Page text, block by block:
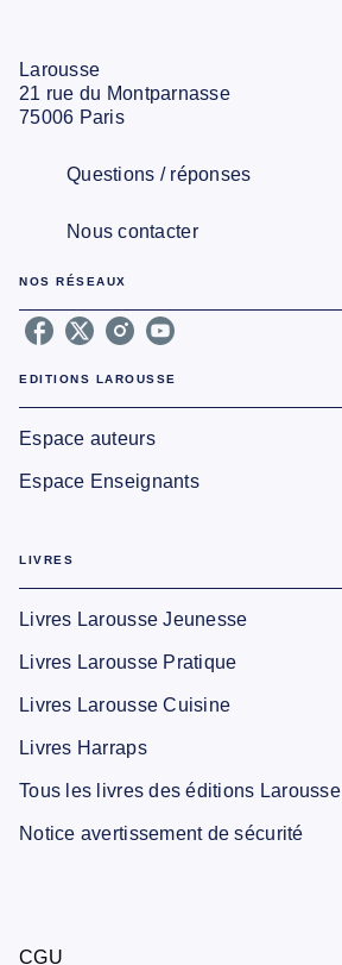
Larousse
21 rue du Montparnasse
75006 Paris
Questions / réponses
Nous contacter
NOS RÉSEAUX
EDITIONS LAROUSSE
Espace auteurs
Espace Enseignants
LIVRES
Livres Larousse Jeunesse
Livres Larousse Pratique
Livres Larousse Cuisine
Livres Harraps
Tous les livres des éditions Larousse
Notice avertissement de sécurité
CGU